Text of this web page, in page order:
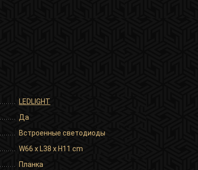
LEDLIGHT
Да
Встроенные светодиоды
W66 x L38 x H11 cm
Планка